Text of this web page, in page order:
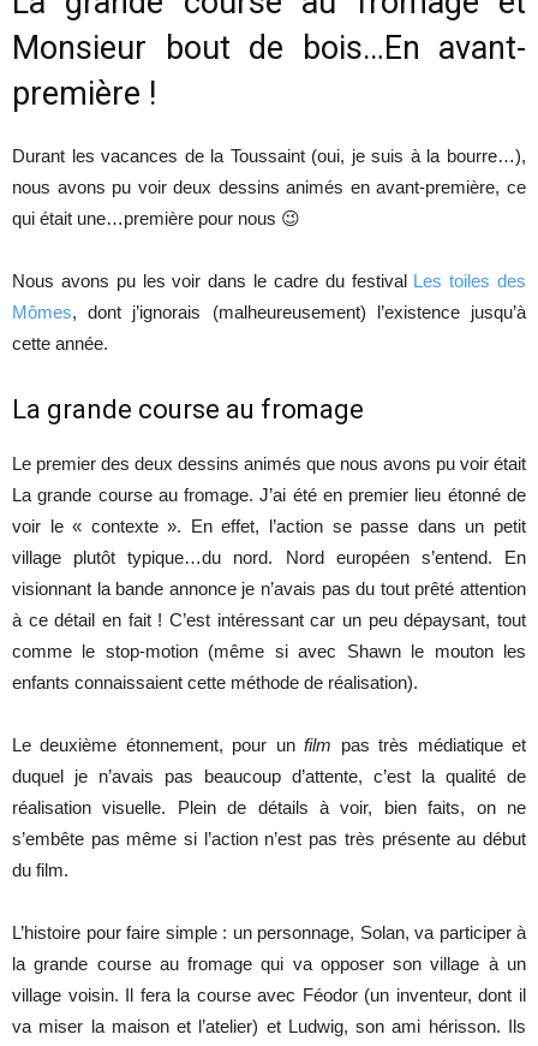
Monsieur bout de bois…En avant-
première !
Durant les vacances de la Toussaint (oui, je suis à la bourre…),
nous avons pu voir deux dessins animés en avant-première, ce
qui était une…première pour nous 😉
Nous avons pu les voir dans le cadre du festival Les toiles des
Mômes, dont j’ignorais (malheureusement) l’existence jusqu’à
cette année.
La grande course au fromage
Le premier des deux dessins animés que nous avons pu voir était
La grande course au fromage. J’ai été en premier lieu étonné de
voir le « contexte ». En effet, l’action se passe dans un petit
village plutôt typique…du nord. Nord européen s’entend. En
visionnant la bande annonce je n’avais pas du tout prêté attention
à ce détail en fait ! C’est intéressant car un peu dépaysant, tout
comme le stop-motion (même si avec Shawn le mouton les
enfants connaissaient cette méthode de réalisation).
Le deuxième étonnement, pour unfilm pas très médiatique et
duquel je n’avais pas beaucoup d’attente, c’est la qualité de
réalisation visuelle. Plein de détails à voir, bien faits, on ne
s’embête pas même si l’action n’est pas très présente au début
du film.
L’histoire pour faire simple : un personnage, Solan, va participer à
la grande course au fromage qui va opposer son village à un
village voisin. Il fera la course avec Féodor (un inventeur, dont il
va miser la maison et l’atelier) et Ludwig, son ami hérisson. Ils